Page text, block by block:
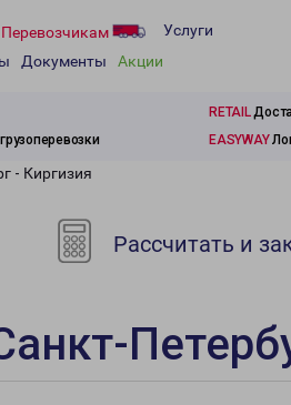
Перевозчикам
Услуги
Документы Акции
RETAIL
EASYWAY
- Киргизия
Рассчитать и